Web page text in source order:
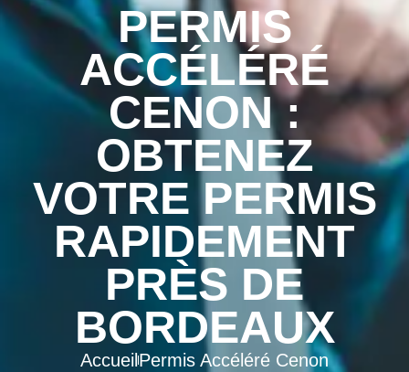
PERMIS
ACCÉLÉRÉ
CENON :
OBTENEZ
VOTRE PERMIS
RAPIDEMENT
PRÈS DE
BORDEAUX
Accueil Permis Accéléré Cenon